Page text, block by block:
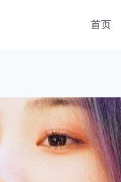
首页